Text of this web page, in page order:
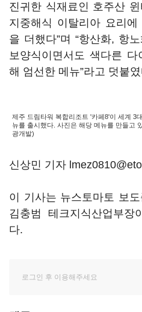
진귀한 식재료인 호주산
지중해식 이탈리아 요리
을 더했다”며 “항산화, 항
보양식이면서도 색다른
해 엄선한 메뉴”라고 덧붙
제주 드림타워 복합리조트 '카페8'이 세계 3
뉴를 출시했다. 사진은 해당 메뉴를 만들고
광개발)
신상민 기자
이 기사는 뉴스토마토 보
김충범 테크지식산업부장
다.